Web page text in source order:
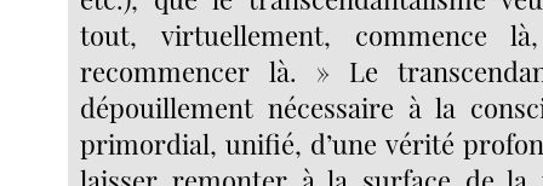
tout, virtuellement, commence
recommencer là. » Le
dépouillement nécessaire à la
primordial, unifié, d’une vérité